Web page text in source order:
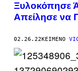
Ξυλοκόπησε
Απείλησε να
02.26.22ΚΕΊΜΕΝΟ